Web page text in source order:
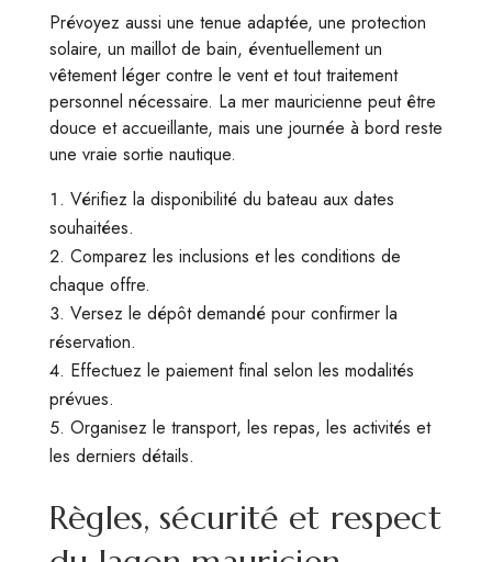
Prévoyez aussi une tenue adaptée, une protection
solaire, un maillot de bain, éventuellement un
vêtement léger contre le vent et tout traitement
personnel nécessaire. La mer mauricienne peut être
douce et accueillante, mais une journée à bord reste
une vraie sortie nautique.
Vérifiez la disponibilité du bateau aux dates
souhaitées.
Comparez les inclusions et les conditions de
chaque offre.
Versez le dépôt demandé pour confirmer la
réservation.
Effectuez le paiement final selon les modalités
prévues.
Organisez le transport, les repas, les activités et
les derniers détails.
Règles, sécurité et respect